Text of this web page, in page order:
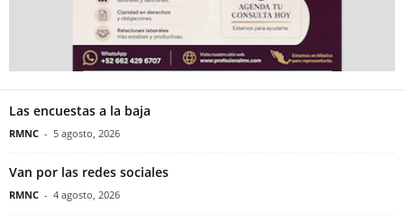
Las encuestas a la baja
RMNC - 5 agosto, 2026
Van por las redes sociales
RMNC - 4 agosto, 2026